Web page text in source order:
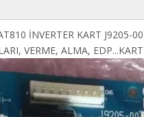
İNVERTER KART J9205-
VERME, ALMA,